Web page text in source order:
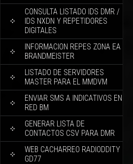
CONSULTA LISTADO IDS DMR /
IDS NXDN Y REPETIDORES
DIGITALES
INFORMACION REPES ZONA EA
BRANDMEISTER
LISTADO DE SERVIDORES
MASTER PARA EL MMDVM
ENVIAR SMS A INDICATIVOS EN
RED BM
GENERAR LISTA DE
CONTACTOS CSV PARA DMR
WEB CACHARREO RADIODDITY
GD77